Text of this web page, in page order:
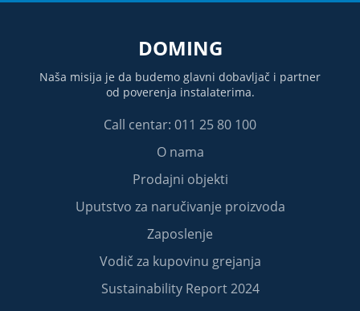
DOMING
Naša misija je da budemo glavni dobavljač i partner
od poverenja instalaterima.
Call centar: 011 25 80 100
O nama
Prodajni objekti
Uputstvo za naručivanje proizvoda
Zaposlenje
Vodič za kupovinu grejanja
Sustainability Report 2024